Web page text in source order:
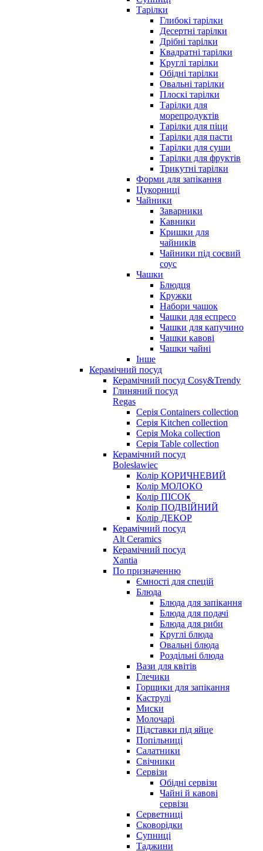
Тарілки
Глибокі тарілки
Десертні тарілки
Дрібні тарілки
Квадратні тарілки
Круглі тарілки
Обідні тарілки
Овальні тарілки
Плоскі тарілки
Тарілки для
морепродуктів
Тарілки для піци
Тарілки для пасти
Тарілки для суши
Тарілки для фруктів
Трикутні тарілки
Форми для запікання
Цукорниці
Чайники
Заварники
Кавники
Кришки для
чайників
Чайники під соєвий
соус
Чашки
Блюдця
Кружки
Набори чашок
Чашки для еспресо
Чашки для капучино
Чашки кавові
Чашки чайні
Інше
Керамічний посуд
Керамічний посуд Cosy&Trendy
Глиняний посуд
Regas
Серія Containers collection
Серія Kitchen collection
Серія Moka collection
Серія Table collection
Керамічний посуд
Bolesławiec
Колір КОРИЧНЕВИЙ
Колір МОЛОКО
Колір ПІСОК
Колір ПОДВІЙНИЙ
Колір ДЕКОР
Керамічний посуд
Alt Ceramics
Керамічний посуд
Xantia
По призначенню
Ємності для спецій
Блюда
Блюда для запікання
Блюда для подачі
Блюда для риби
Круглі блюда
Овальні блюда
Роздільні блюда
Вази для квітів
Глечики
Горщики для запікання
Каструлі
Миски
Молочарі
Підставки під яйце
Попільниці
Салатники
Свічники
Сервізи
Обідні сервізи
Чайні й кавові
сервізи
Серветниці
Сковорідки
Супниці
Таджини